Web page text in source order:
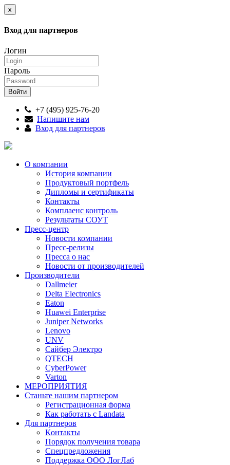
x
Вход для партнеров
Логин
Пароль
+7 (495) 925-76-20
Напишите нам
Вход для партнеров
О компании
История компании
Продуктовый портфель
Дипломы и сертификаты
Контакты
Комплаенс контроль
Результаты СОУТ
Пресс-центр
Новости компании
Пресс-релизы
Пресса о нас
Новости от производителей
Производители
Dallmeier
Delta Electronics
Eaton
Huawei Enterprise
Juniper Networks
Lenovo
UNV
Сайбер Электро
QTECH
CyberPower
Varton
МЕРОПРИЯТИЯ
Станьте нашим партнером
Регистрационная форма
Как работать с Landata
Для партнеров
Кoнтaкты
Порядок получения товара
Спецпредложения
Поддержка ООО ЛогЛаб